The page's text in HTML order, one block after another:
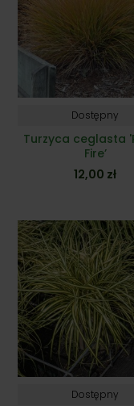
Dostępny
Turzyca ceglasta
Fire’
12,00 zł
Dostępny